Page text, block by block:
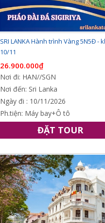
SRI LANKA Hành trình Vàng 5N5Đ -
10/11
26.900.000₫
Nơi đi: HAN//SGN
Nơi đến: Sri Lanka
Ngày đi : 10/11/2026
Ph.tiện: Máy bay+Ô tô
ĐẶT TOUR